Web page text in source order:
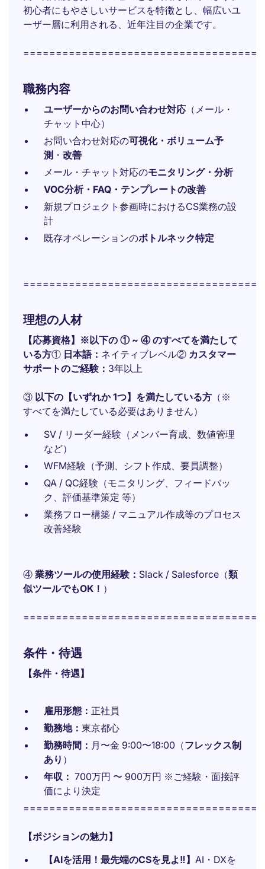
初心者にもやさしいサービスを特徴とし、幅広いユ
ーザー層に利用される、近年注目の企業です。
職務内容
ユーザーからのお問い合わせ対応 （メール・
チャット中心）
お問い合わせ対応の可視化・ボリューム予
測 ・ 改善
メール・チャット対応のモニタリング・分析
VOC分析・FAQ・テンプレートの改善
新規プロジェクト参画時におけるCS業務の設
計
既存オペレーションのボトルネック特定
理想の人材
【応募資格】※以下の ① ~ ④ のすべてを満たして
いる方① 日本語： ネイティブレベル② カスタマー
サポートのご経験： 3年以上
③ 以下の【いずれか1つ】を満たしている方 （※
すべてを満たしている必要はありません）
SV / リーダー経験（メンバー育成、数値管理
など）
WFM経験（予測、シフト作成、要員調整）
QA / QC経験（モニタリング、フィードバッ
ク、評価基準策定 等）
業務フロー構築 / マニュアル作成等のプロセス
改善経験
④ 業務ツールの使用経験： Slack / Salesforce（類
似ツールでもOK！ ）
条件・待遇
【条件・待遇】
雇用形態： 正社員
勤務地： 東京都心
勤務時間： 月〜金 9:00〜18:00（フレックス制
あり ）
年収： 700万円 〜 900万円 ※ご経験・面接評
価により決定
【ポジションの魅力】
【AIを活用！最先端のCSを見よ‼】 AI・DXを